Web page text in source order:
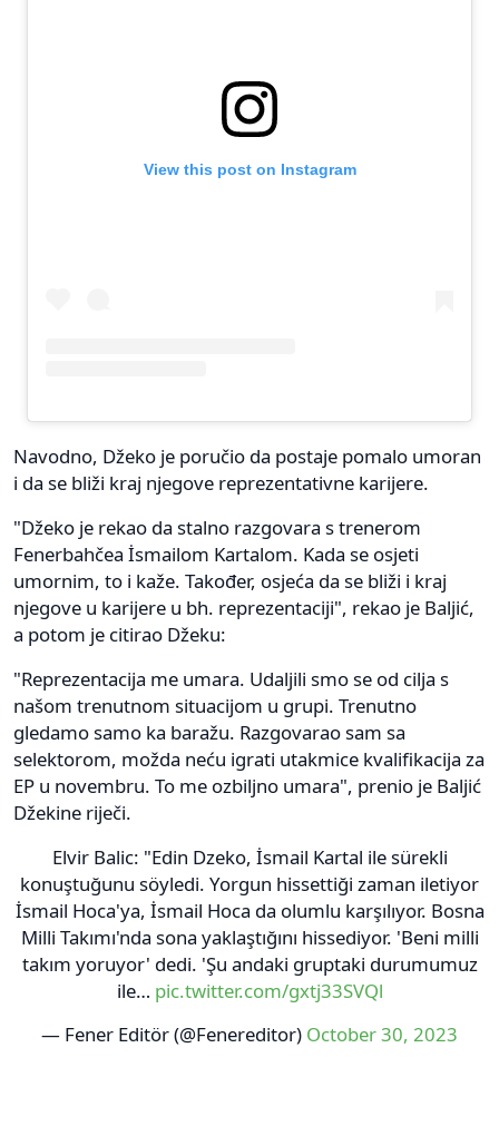
View this post on Instagram
Navodno, Džeko je poručio da postaje pomalo umoran
i da se bliži kraj njegove reprezentativne karijere.
"Džeko je rekao da stalno razgovara s trenerom
Fenerbahčea İsmailom Kartalom. Kada se osjeti
umornim, to i kaže. Također, osjeća da se bliži i kraj
njegove u karijere u bh. reprezentaciji", rekao je Baljić,
a potom je citirao Džeku:
"Reprezentacija me umara. Udaljili smo se od cilja s
našom trenutnom situacijom u grupi. Trenutno
gledamo samo ka baražu. Razgovarao sam sa
selektorom, možda neću igrati utakmice kvalifikacija za
EP u novembru. To me ozbiljno umara", prenio je Baljić
Džekine riječi.
Elvir Balic: "Edin Dzeko, İsmail Kartal ile sürekli
konuştuğunu söyledi. Yorgun hissettiği zaman iletiyor
İsmail Hoca'ya, İsmail Hoca da olumlu karşılıyor. Bosna
Milli Takımı'nda sona yaklaştığını hissediyor. 'Beni milli
takım yoruyor' dedi. 'Şu andaki gruptaki durumumuz
ile… pic.twitter.com/gxtj33SVQl
— Fener Editör (@Fenereditor) October 30, 2023